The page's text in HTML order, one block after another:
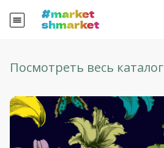
Посмотреть весь каталог